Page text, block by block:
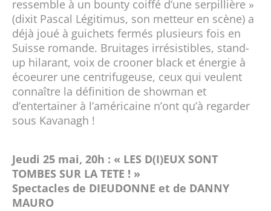
ressemble à un bounty coiffé d’une serpillière »
(dixit Pascal Légitimus, son metteur en scène) a
déjà joué à guichets fermés plusieurs fois en
Suisse romande. Bruitages irrésistibles, stand-
up hilarant, voix de crooner black et énergie à
écoeurer une centrifugeuse, ceux qui veulent
connaître la définition de showman et
d’entertainer à l’américaine n’ont qu’à regarder
sous Kavanagh !
Jeudi 25 mai, 20h : « LES D(I)EUX SONT
TOMBES SUR LA TETE ! »
Spectacles de DIEUDONNE et de DANNY
MAURO